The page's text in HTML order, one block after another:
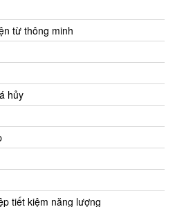
từ thông minh
hủy
tiết kiệm năng lượng